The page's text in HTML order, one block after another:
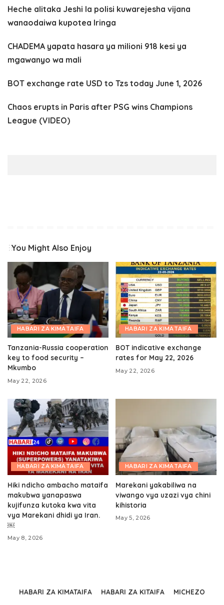
Heche alitaka Jeshi la polisi kuwarejesha vijana
wanaodaiwa kupotea Iringa
CHADEMA yapata hasara ya milioni 918 kesi ya
mgawanyo wa mali
BOT exchange rate USD to Tzs today June 1, 2026
Chaos erupts in Paris after PSG wins Champions
League (VIDEO)
You Might Also Enjoy
HABARI ZA KIMATAIFA
Tanzania-Russia cooperation
key to food security –
Mkumbo
May 22, 2026
HABARI ZA KIMATAIFA
BOT indicative exchange
rates for May 22, 2026
May 22, 2026
HABARI ZA KIMATAIFA
Hiki ndicho ambacho mataifa
makubwa yanapaswa
kujifunza kutoka kwa vita
vya Marekani dhidi ya Iran.
￼
May 8, 2026
HABARI ZA KIMATAIFA
Marekani yakabiliwa na
viwango vya uzazi vya chini
kihistoria
May 5, 2026
HABARI ZA KIMATAIFA HABARI ZA KITAIFA MICHEZO